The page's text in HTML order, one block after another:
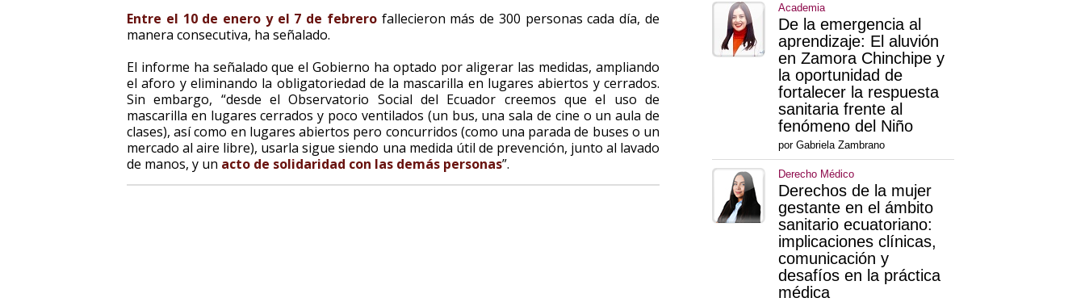
Academia
De la emergencia al
aprendizaje: El aluvión
en Zamora Chinchipe y
la oportunidad de
fortalecer la respuesta
sanitaria frente al
fenómeno del Niño
por Gabriela Zambrano
Derecho Médico
Derechos de la mujer
gestante en el ámbito
sanitario ecuatoriano:
implicaciones clínicas,
comunicación y
desafíos en la práctica
médica
Entre el 10 de enero y el 7 de febrerofallecieron más de 300 personas cada día, de
manera consecutiva, ha señalado.
El informe ha señalado que el Gobierno ha optado por aligerar las medidas, ampliando
el aforo y eliminando la obligatoriedad de la mascarilla en lugares abiertos y cerrados.
Sin embargo, “desde el Observatorio Social del Ecuador creemos que el uso de
mascarilla en lugares cerrados y poco ventilados (un bus, una sala de cine o un aula de
clases), así como en lugares abiertos pero concurridos (como una parada de buses o un
mercado al aire libre), usarla sigue siendo una medida útil de prevención, junto al lavado
de manos, y un acto de solidaridad con las demás personas”.